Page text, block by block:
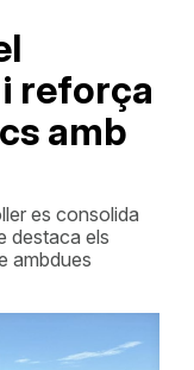
reforça
amb
es consolida
destaca els
ambdues